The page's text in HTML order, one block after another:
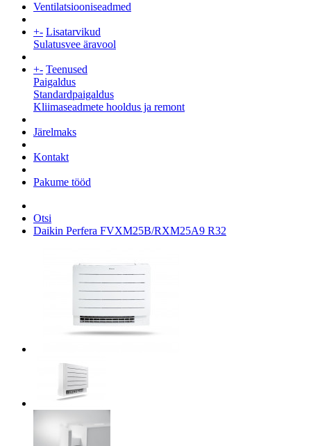
Ventilatsiooniseadmed
+- Lisatarvikud
Sulatusvee äravool
+- Teenused
Paigaldus
Standardpaigaldus
Kliimaseadmete hooldus ja remont
Järelmaks
Kontakt
Pakume tööd
Otsi
Daikin Perfera FVXM25B/RXM25A9 R32